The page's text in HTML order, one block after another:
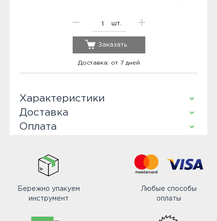
шт.
Заказать
Доставка: от 7 дней
Характеристики
Доставка
Оплата
Бережно упакуем
инструмент
Любые способы
оплаты